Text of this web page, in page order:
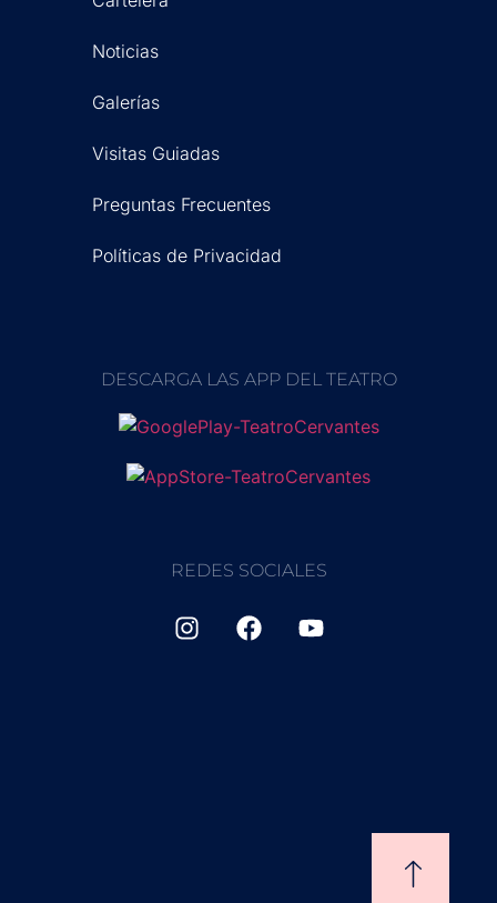
Noticias
Galerías
Visitas Guiadas
Preguntas Frecuentes
Políticas de Privacidad
DESCARGA LAS APP DEL TEATRO
REDES SOCIALES